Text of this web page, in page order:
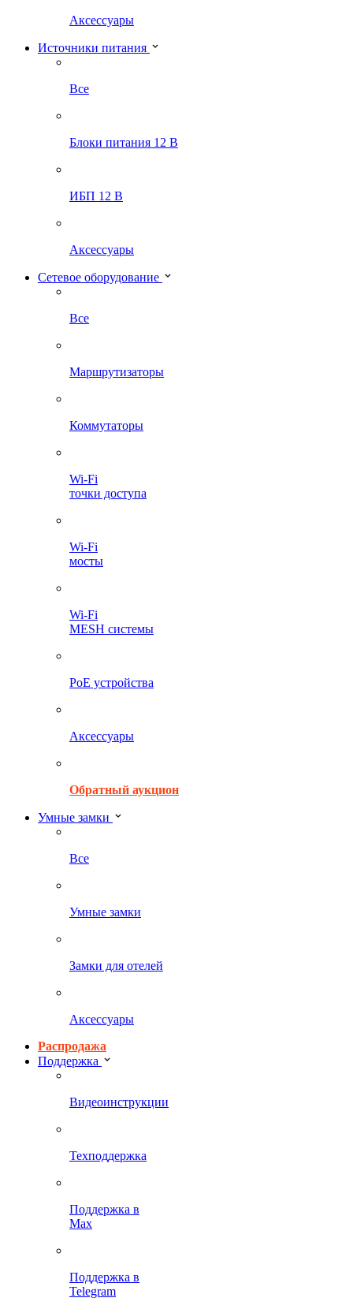
Аксессуары
Источники питания
Все
Блоки питания 12 В
ИБП 12 В
Аксессуары
Сетевое оборудование
Все
Маршрутизаторы
Коммутаторы
Wi-Fi
точки доступа
Wi-Fi
мосты
Wi-Fi
MESH системы
PoE устройства
Аксессуары
Обратный аукцион
Умные замки
Все
Умные замки
Замки для отелей
Аксессуары
Распродажа
Поддержка
Видеоинструкции
Техподдержка
Поддержка в
Max
Поддержка в
Telegram